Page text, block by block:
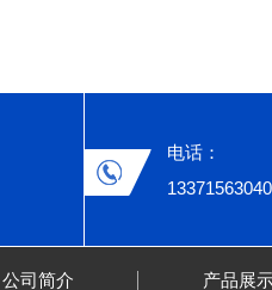
电话：
13371563040
公司简介 产品展